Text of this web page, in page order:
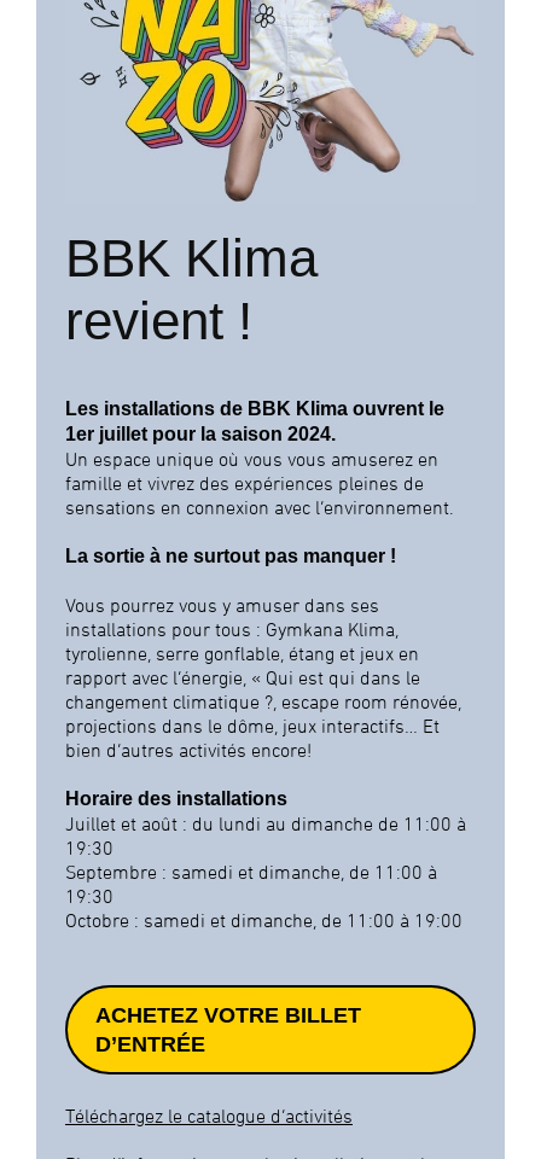
BBK Klima
revient !
Les installations de BBK Klima ouvrent le
1er juillet pour la saison 2024.
Un espace unique où vous vous amuserez en
famille et vivrez des expériences pleines de
sensations en connexion avec l’environnement.
La sortie à ne surtout pas manquer !
Vous pourrez vous y amuser dans ses
installations pour tous : Gymkana Klima,
tyrolienne, serre gonflable, étang et jeux en
rapport avec l’énergie, « Qui est qui dans le
changement climatique ?, escape room rénovée,
projections dans le dôme, jeux interactifs… Et
bien d’autres activités encore!
Horaire des installations
Juillet et août : du lundi au dimanche de 11:00 à
19:30
Septembre : samedi et dimanche, de 11:00 à
19:30
Octobre : samedi et dimanche, de 11:00 à 19:00
ACHETEZ VOTRE BILLET
D’ENTRÉE
Téléchargez le catalogue d’activités